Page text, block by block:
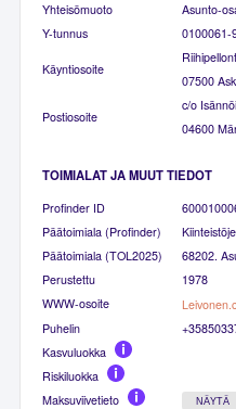
Yhteisömuoto
Asunto-
Y-tunnus
0100061-
Käyntiosoite
07500
Postiosoite
c/o
04600
TOIMIALAT JA MUUT TIEDOT
Profinder ID
Päätoimiala (Profinder)
Päätoimiala (TOL2025)
68202.
Perustettu
1978
WWW-osoite
Puhelin
Kasvuluokka
Riskiluokka
Maksuviivetieto
NÄYTÄ